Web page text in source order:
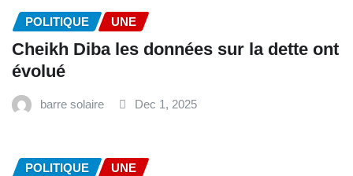
POLITIQUE UNE
Cheikh Diba les données sur la dette ont
évolué
barre solaire Dec 1, 2025
POLITIQUE UNE